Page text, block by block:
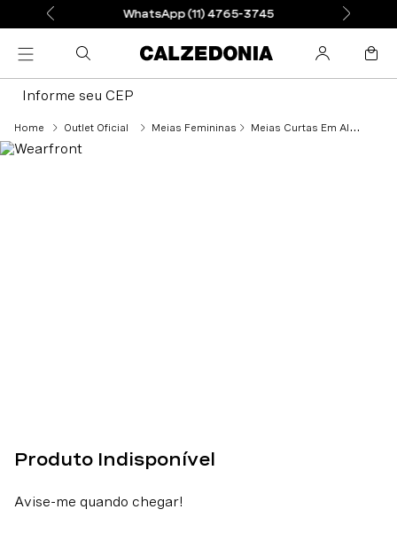
WhatsApp (11) 4765-3745
Informe seu CEP
Outlet Oficial Meias Femininas Meias Curtas Em Algodão Sem Punho - Preto